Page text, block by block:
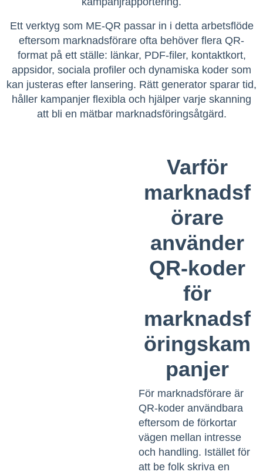
Ett verktyg som ME-QR passar in i detta arbetsflöde
eftersom marknadsförare ofta behöver flera QR-
format på ett ställe: länkar, PDF-filer, kontaktkort,
appsidor, sociala profiler och dynamiska koder som
kan justeras efter lansering. Rätt generator sparar tid,
håller kampanjer flexibla och hjälper varje skanning
att bli en mätbar marknadsföringsåtgärd.
Varför
marknadsf
örare
använder
QR-koder
för
marknadsf
öringskam
panjer
För marknadsförare är
QR-koder användbara
eftersom de förkortar
vägen mellan intresse
och handling. Istället för
att be folk skriva en